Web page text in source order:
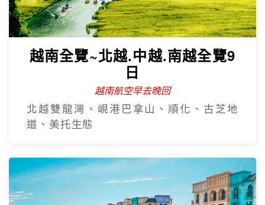
越南全覽~北越.中越.南越全覽9
日
越南航空早去晚回
北越雙龍灣、峴港巴拿山、順化、古芝地
道、美托生態